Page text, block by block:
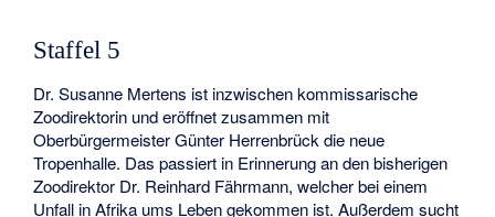
Staffel 5
Dr. Susanne Mertens ist inzwischen kommissarische
Zoodirektorin und eröffnet zusammen mit
Oberbürgermeister Günter Herrenbrück die neue
Tropenhalle. Das passiert in Erinnerung an den bisherigen
Zoodirektor Dr. Reinhard Fährmann, welcher bei einem
Unfall in Afrika ums Leben gekommen ist. Außerdem sucht